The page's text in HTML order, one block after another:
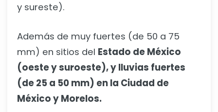
y sureste).
Además de muy fuertes (de 50 a 75
mm) en sitios del Estado de México
(oeste y suroeste), y lluvias fuertes
(de 25 a 50 mm) en la Ciudad de
México y Morelos.